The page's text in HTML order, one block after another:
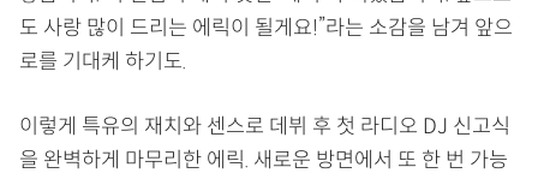
도 사랑 많이 드리는 에릭이 될게요!”라는 소감을 남겨 앞으
로를 기대케 하기도.
이렇게 특유의 재치와 센스로 데뷔 후 첫 라디오 DJ 신고식
을 완벽하게 마무리한 에릭. 새로운 방면에서 또 한 번 가능